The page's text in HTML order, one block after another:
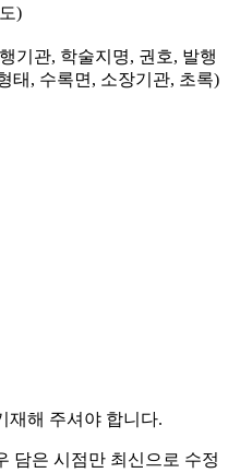
)
기관, 학술지명, 권호, 발행
태, 수록면, 소장기관, 초록)
재해 주셔야 합니다.
담은 시점만 최신으로 수정